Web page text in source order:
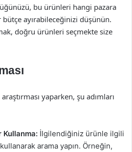
bu ürünleri hangi pazara
bütçe ayırabileceğinizi düşünün.
doğru ürünleri seçmekte size
yaparken, şu adımları
Kullanma: İlgilendiğiniz ürünle ilgili
arama yapın. Örneğin,